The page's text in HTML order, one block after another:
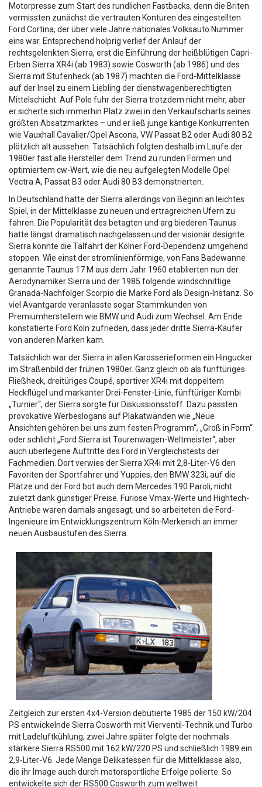
Motorpresse zum Start des rundlichen Fastbacks, denn die Briten
vermissten zunächst die vertrauten Konturen des eingestellten
Ford Cortina, der über viele Jahre nationales Volksauto Nummer
eins war. Entsprechend holprig verlief der Anlauf der
rechtsgelenkten Sierra, erst die Einführung der heißblütigen Capri-
Erben Sierra XR4i (ab 1983) sowie Cosworth (ab 1986) und des
Sierra mit Stufenheck (ab 1987) machten die Ford-Mittelklasse
auf der Insel zu einem Liebling der dienstwagenberechtigten
Mittelschicht. Auf Pole fuhr der Sierra trotzdem nicht mehr, aber
er sicherte sich immerhin Platz zwei in den Verkaufscharts seines
größten Absatzmarktes – und er ließ junge kantige Konkurrenten
wie Vauxhall Cavalier/Opel Ascona, VW Passat B2 oder Audi 80 B2
plötzlich alt aussehen. Tatsächlich folgten deshalb im Laufe der
1980er fast alle Hersteller dem Trend zu runden Formen und
optimiertem cw-Wert, wie die neu aufgelegten Modelle Opel
Vectra A, Passat B3 oder Audi 80 B3 demonstrierten.
In Deutschland hatte der Sierra allerdings von Beginn an leichtes
Spiel, in der Mittelklasse zu neuen und ertragreichen Ufern zu
fahren. Die Popularität des betagten und arg biederen Taunus
hatte längst dramatisch nachgelassen und der visionär designte
Sierra konnte die Talfahrt der Kölner Ford-Dependenz umgehend
stoppen. Wie einst der stromlinienförmige, von Fans Badewanne
genannte Taunus 17 M aus dem Jahr 1960 etablierten nun der
Aerodynamiker Sierra und der 1985 folgende windschnittige
Granada-Nachfolger Scorpio die Marke Ford als Design-Instanz. So
viel Avantgarde veranlasste sogar Stammkunden von
Premiumherstellern wie BMW und Audi zum Wechsel. Am Ende
konstatierte Ford Köln zufrieden, dass jeder dritte Sierra-Käufer
von anderen Marken kam.
Tatsächlich war der Sierra in allen Karosserieformen ein Hingucker
im Straßenbild der frühen 1980er. Ganz gleich ob als fünftüriges
Fließheck, dreitüriges Coupé, sportiver XR4i mit doppeltem
Heckflügel und markanter Drei-Fenster-Linie, fünftüriger Kombi
„Turnier“, der Sierra sorgte für Diskussionsstoff. Dazu passten
provokative Werbeslogans auf Plakatwänden wie „Neue
Ansichten gehören bei uns zum festen Programm“, „Groß in Form“
oder schlicht „Ford Sierra ist Tourenwagen-Weltmeister“, aber
auch überlegene Auftritte des Ford in Vergleichstests der
Fachmedien. Dort verwies der Sierra XR4i mit 2,8-Liter-V6 den
Favoriten der Sportfahrer und Yuppies, den BMW 323i, auf die
Plätze und der Ford bot auch dem Mercedes 190 Paroli, nicht
zuletzt dank günstiger Preise. Furiose Vmax-Werte und Hightech-
Antriebe waren damals angesagt, und so arbeiteten die Ford-
Ingenieure im Entwicklungszentrum Köln-Merkenich an immer
neuen Ausbaustufen des Sierra.
Zeitgleich zur ersten 4x4-Version debütierte 1985 der 150 kW/204
PS entwickelnde Sierra Cosworth mit Vierventil-Technik und Turbo
mit Ladeluftkühlung, zwei Jahre später folgte der nochmals
stärkere Sierra RS500 mit 162 kW/220 PS und schließlich 1989 ein
2,9-Liter-V6. Jede Menge Delikatessen für die Mittelklasse also,
die ihr Image auch durch motorsportliche Erfolge polierte. So
entwickelte sich der RS500 Cosworth zum weltweit